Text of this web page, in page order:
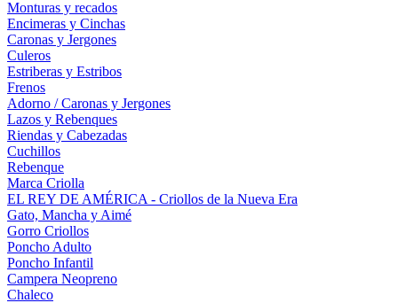
Monturas y recados
Encimeras y Cinchas
Caronas y Jergones
Culeros
Estriberas y Estribos
Frenos
Adorno / Caronas y Jergones
Lazos y Rebenques
Riendas y Cabezadas
Cuchillos
Rebenque
Marca Criolla
EL REY DE AMÉRICA - Criollos de la Nueva Era
Gato, Mancha y Aimé
Gorro Criollos
Poncho Adulto
Poncho Infantil
Campera Neopreno
Chaleco